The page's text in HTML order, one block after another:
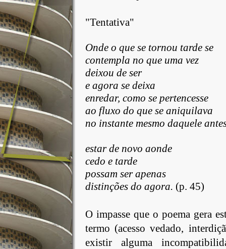
"Tentativa"
Ondeo que se tornou tarde se
contempla no que uma vez
deixou de ser
e agora se deixa
enredar, como se pertencesse
ao fluxo do que se aniquilava
no instante mesmo daquele
estarde novo aonde
cedo e tarde
possam ser apenas
distinçõesdo agora. (p. 45)
O impasse que o poema gera
termo (acesso vedado,
existir alguma